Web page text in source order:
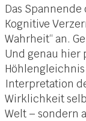
Das Spannende
Kognitive
Wahrheit“ an.
Und genau hier
Interpretation
Wirklichkeit
Welt – sondern